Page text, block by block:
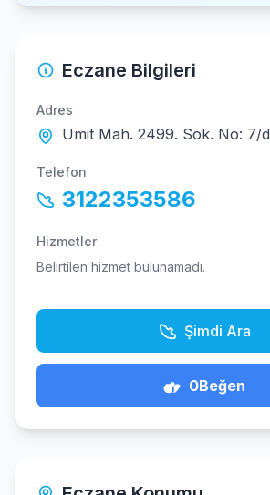
Eczane Bilgileri
Adres
Umit Mah. 2499. Sok. No: 7/d
Telefon
3122353586
Hizmetler
Belirtilen hizmet bulunamadı.
Şimdi Ara
0Beğen